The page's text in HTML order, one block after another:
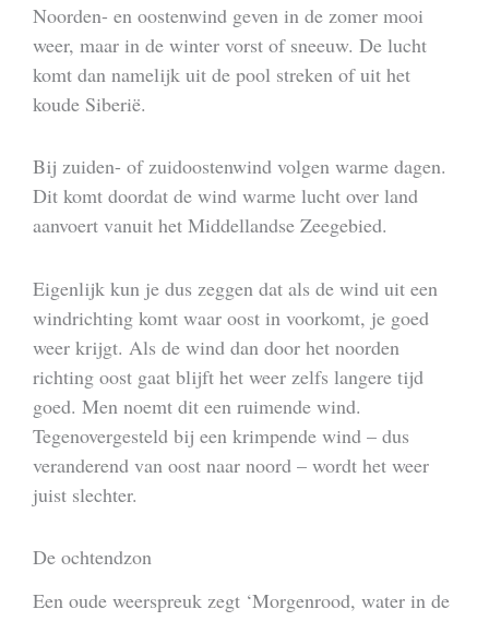
Noorden- en oostenwind geven in de zomer mooi
weer, maar in de winter vorst of sneeuw. De lucht
komt dan namelijk uit de pool streken of uit het
koude Siberië.
Bij zuiden- of zuidoostenwind volgen warme dagen.
Dit komt doordat de wind warme lucht over land
aanvoert vanuit het Middellandse Zeegebied.
Eigenlijk kun je dus zeggen dat als de wind uit een
windrichting komt waar oost in voorkomt, je goed
weer krijgt. Als de wind dan door het noorden
richting oost gaat blijft het weer zelfs langere tijd
goed. Men noemt dit een ruimende wind.
Tegenovergesteld bij een krimpende wind – dus
veranderend van oost naar noord – wordt het weer
juist slechter.
De ochtendzon
Een oude weerspreuk zegt ‘Morgenrood, water in de